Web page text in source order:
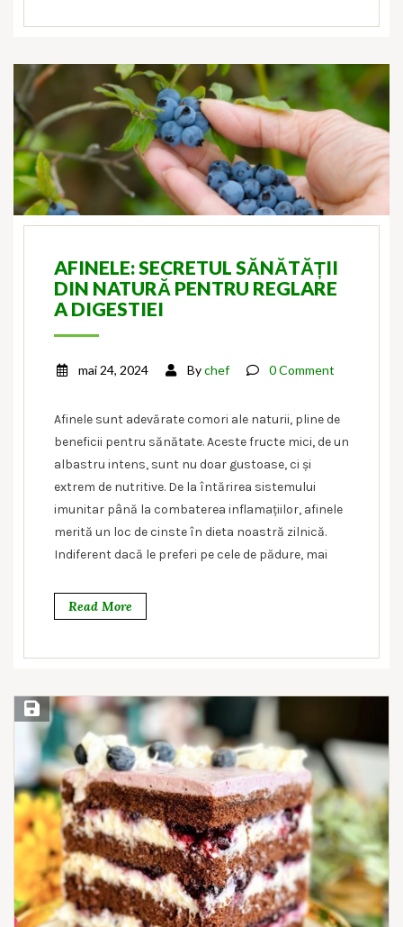
AFINELE: SECRETUL SĂNĂTĂȚII
DIN NATURĂ PENTRU REGLARE
A DIGESTIEI
mai 24, 2024 Bychef 0 Comment
Afinele sunt adevărate comori ale naturii, pline de
beneficii pentru sănătate. Aceste fructe mici, de un
albastru intens, sunt nu doar gustoase, ci și
extrem de nutritive. De la întărirea sistemului
imunitar până la combaterea inflamațiilor, afinele
merită un loc de cinste în dieta noastră zilnică.
Indiferent dacă le preferi pe cele de pădure, mai
Read More
Save Recipe